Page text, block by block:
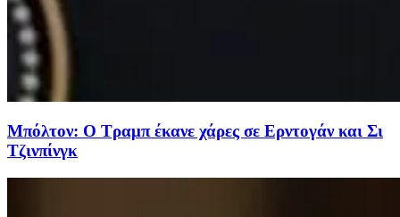
Μπόλτον: Ο Τραμπ έκανε χάρες σε Ερντογάν και Σι
Τζινπίνγκ